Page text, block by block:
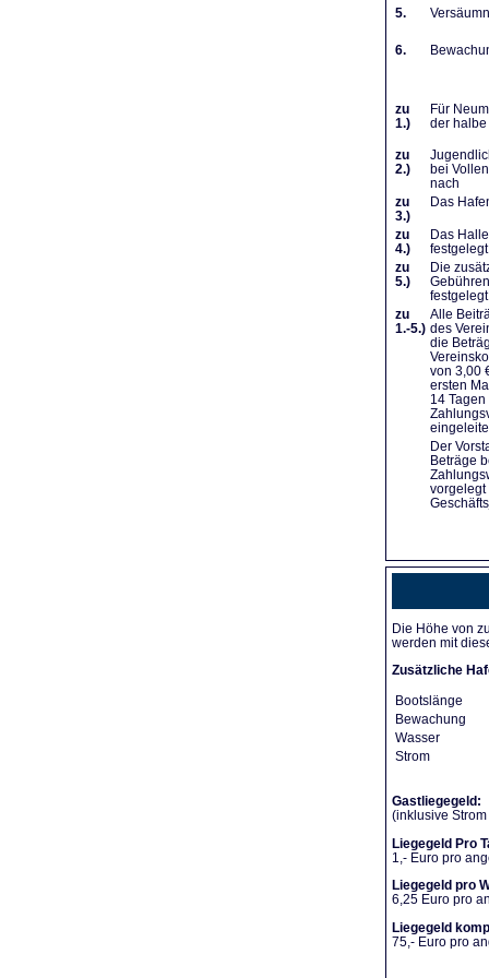
5.
6.
zu
1.)
Für
der
zu
2.)
bei
nach
zu
3.)
Das
zu
4.)
Das
festgelegt
zu
5.)
Die
festgelegt
zu
1.-5.)
Alle
des
die
von 3,00
ersten
14
Der
Beträge
vorgelegt
Die Höhe von
werden mit
Zusätzliche
Bootslänge
Bewachung
Wasser
Strom
Gastliegegeld:
(inklusive
Liegegeld Pro
1,- Euro pro
Liegegeld pro
6,25 Euro pro
Liegegeld
75,- Euro pro